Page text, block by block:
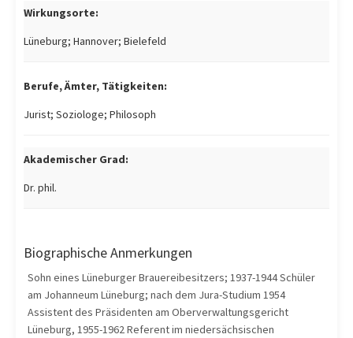
Wirkungsorte:
Lüneburg; Hannover; Bielefeld
Berufe, Ämter, Tätigkeiten:
Jurist; Soziologe; Philosoph
Akademischer Grad:
Dr. phil.
Biographische Anmerkungen
Sohn eines Lüneburger Brauereibesitzers; 1937-1944 Schüler
am Johanneum Lüneburg; nach dem Jura-Studium 1954
Assistent des Präsidenten am Oberverwaltungsgericht
Lüneburg, 1955-1962 Referent im niedersächsischen